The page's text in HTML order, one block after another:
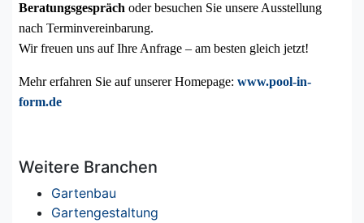
Beratungsgespräch oder besuchen Sie unsere Ausstellung
nach Terminvereinbarung.
Wir freuen uns auf Ihre Anfrage – am besten gleich jetzt!
Mehr erfahren Sie auf unserer Homepage: www.pool-in-
form.de
Weitere Branchen
Gartenbau
Gartengestaltung